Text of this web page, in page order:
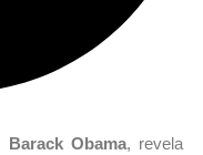
Barack Obama, revela